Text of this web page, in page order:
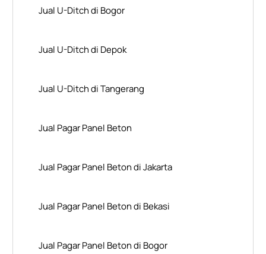
Jual U-Ditch di Bogor
Jual U-Ditch di Depok
Jual U-Ditch di Tangerang
Jual Pagar Panel Beton
Jual Pagar Panel Beton di Jakarta
Jual Pagar Panel Beton di Bekasi
Jual Pagar Panel Beton di Bogor